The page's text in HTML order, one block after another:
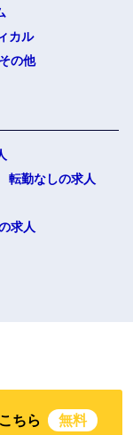
カル
その他
転勤なしの求人
求人
ちら 無料